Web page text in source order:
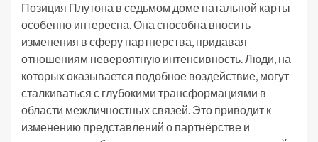
Позиция Плутона в седьмом доме натальной карты
особенно интересна. Она способна вносить
изменения в сферу партнерства, придавая
отношениям невероятную интенсивность. Люди, на
которых оказывается подобное воздействие, могут
сталкиваться с глубокими трансформациями в
области межличностных связей. Это приводит к
изменению представлений о партнёрстве и